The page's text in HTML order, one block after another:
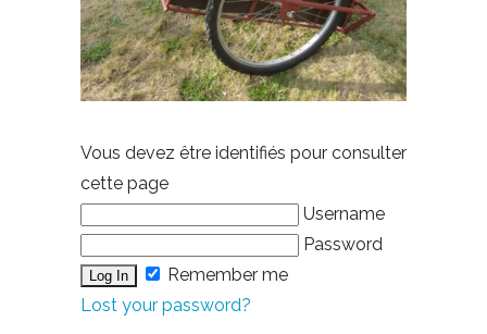
Vous devez être identifiés pour consulter
cette page
Username
Password
Remember me
Lost your password?